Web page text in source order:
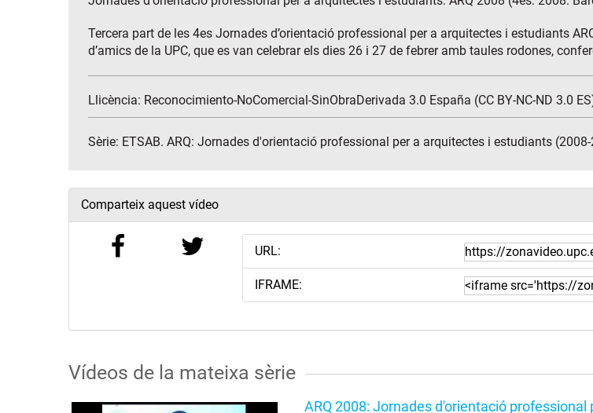
Tercera part de les 4es Jornades d’orientació professional per a arquitectes i estudiants
d’amics de la UPC, que es van celebrar els dies 26 i 27 de febrer amb taules rodones,
Llicència: Reconocimiento-NoComercial-SinObraDerivada 3.0 España (CC BY-NC-ND 3.0
Sèrie: ETSAB. ARQ: Jornades d'orientació professional per a arquitectes i estudiants
Comparteix aquest vídeo
URL:
IFRAME:
Vídeos de la mateixa sèrie
ARQ 2008: Jornades d'orientació